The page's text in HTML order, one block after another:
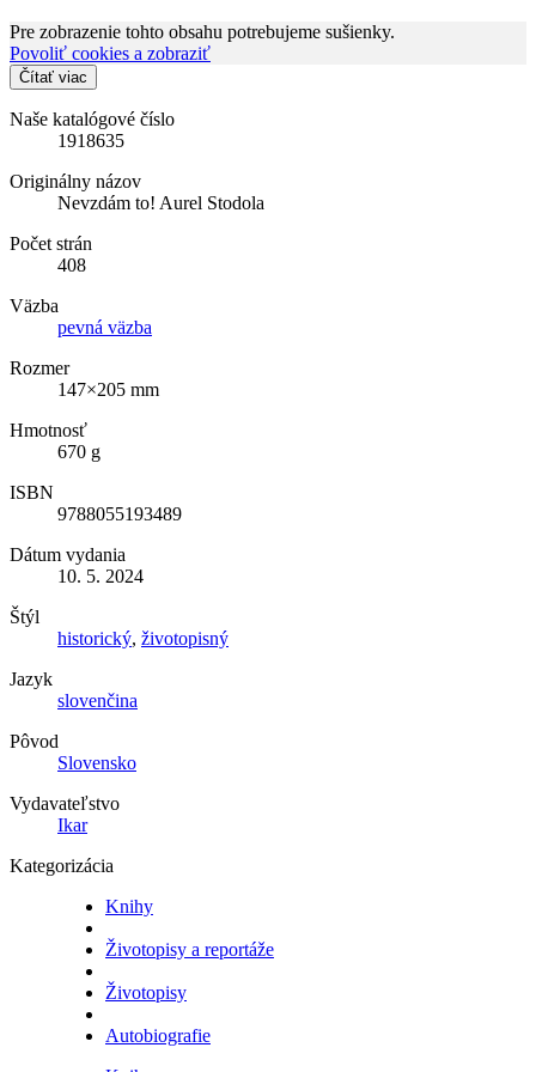
Pre zobrazenie tohto obsahu potrebujeme sušienky.
Povoliť cookies a zobraziť
Čítať viac
Naše katalógové číslo
1918635
Originálny názov
Nevzdám to! Aurel Stodola
Počet strán
408
Väzba
pevná väzba
Rozmer
147×205 mm
Hmotnosť
670 g
ISBN
9788055193489
Dátum vydania
10. 5. 2024
Štýl
historický, životopisný
Jazyk
slovenčina
Pôvod
Slovensko
Vydavateľstvo
Ikar
Kategorizácia
Knihy
Životopisy a reportáže
Životopisy
Autobiografie